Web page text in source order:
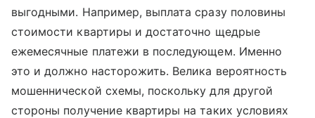
выгодными. Например, выплата сразу половины
стоимости квартиры и достаточно щедрые
ежемесячные платежи в последующем. Именно
это и должно насторожить. Велика вероятность
мошеннической схемы, поскольку для другой
стороны получение квартиры на таких условиях